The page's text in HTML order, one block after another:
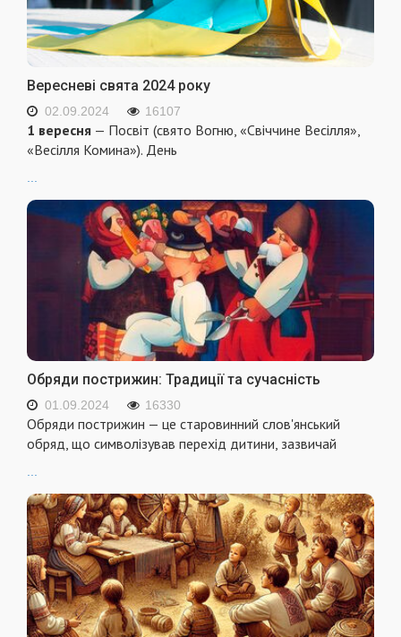
Вересневі свята 2024 року
02.09.2024 16107
1 вересня — Посвіт (свято Вогню, «Свіччине Весілля»,
«Весілля Комина»). День
Обряди пострижин: Традиції та сучасність
01.09.2024 16330
Обряди пострижин — це старовинний слов'янський
обряд, що символізував перехід дитини, зазвичай
...